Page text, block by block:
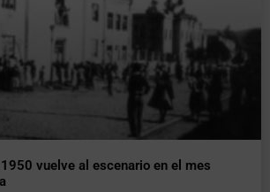
vuelve al escenario en el mes